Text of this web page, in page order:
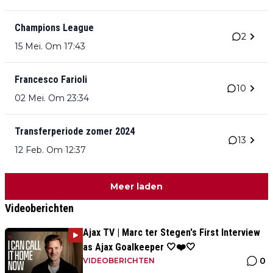
Champions League
15 Mei. Om 17:43
2
Francesco Farioli
02 Mei. Om 23:34
10
Transferperiode zomer 2024
12 Feb. Om 12:37
13
Meer laden
Videoberichten
Ajax TV | Marc ter Stegen's First Interview
as Ajax Goalkeeper 🤍❤️🤍
VIDEOBERICHTEN 0